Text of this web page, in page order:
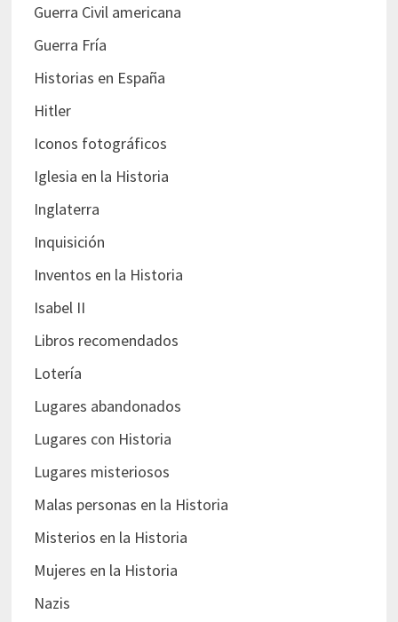
Guerra Civil americana
Guerra Fría
Historias en España
Hitler
Iconos fotográficos
Iglesia en la Historia
Inglaterra
Inquisición
Inventos en la Historia
Isabel II
Libros recomendados
Lotería
Lugares abandonados
Lugares con Historia
Lugares misteriosos
Malas personas en la Historia
Misterios en la Historia
Mujeres en la Historia
Nazis